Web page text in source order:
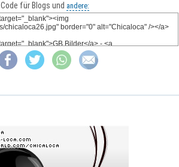
Code für Blogs und andere: